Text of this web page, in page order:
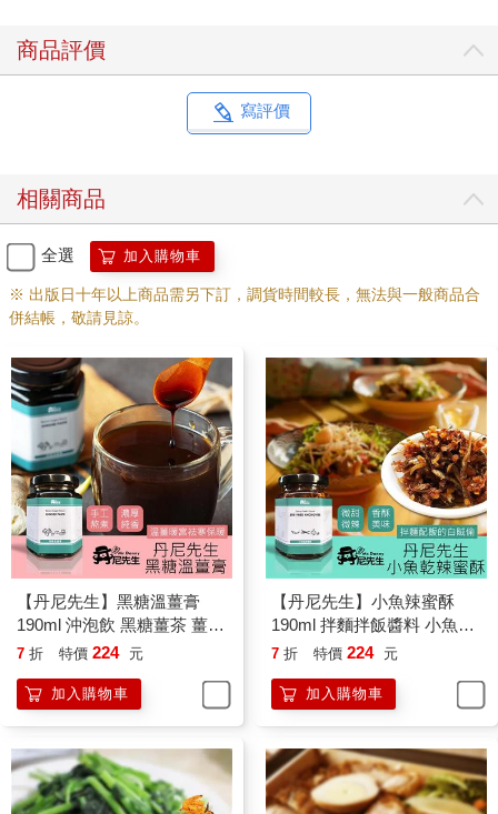
商品評價
寫評價
相關商品
全選 加入購物車
※ 出版日十年以上商品需另下訂，調貨時間較長，無法與一般商品合
併結帳，敬請見諒。
【丹尼先生】黑糖溫薑膏
190ml 沖泡飲 黑糖薑茶 薑汁
撞奶
7 折 特價 224 元
加入購物車
【丹尼先生】小魚辣蜜酥
190ml 拌麵拌飯醬料 小魚乾
辣椒 蒜酥小魚
7 折 特價 224 元
加入購物車